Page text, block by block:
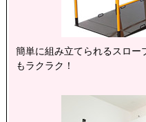
簡単に組み立てられるスロー
もラクラク！